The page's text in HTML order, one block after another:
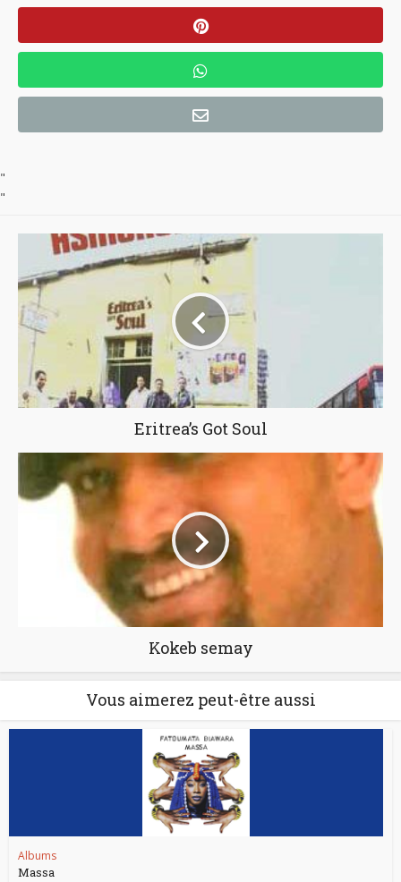
"
"
Eritrea’s Got Soul
Kokeb semay
Vous aimerez peut-être aussi
Albums
Massa